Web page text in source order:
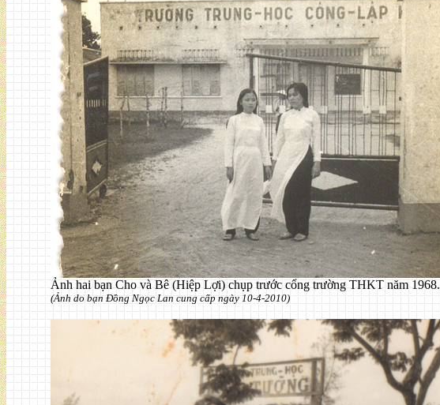
Ảnh hai bạn Cho và Bê (Hiệp Lợi) chụp trước cổng trường THKT năm 1968.
(Ảnh do bạn Đồng Ngọc Lan cung cấp ngày 10-4-2010)